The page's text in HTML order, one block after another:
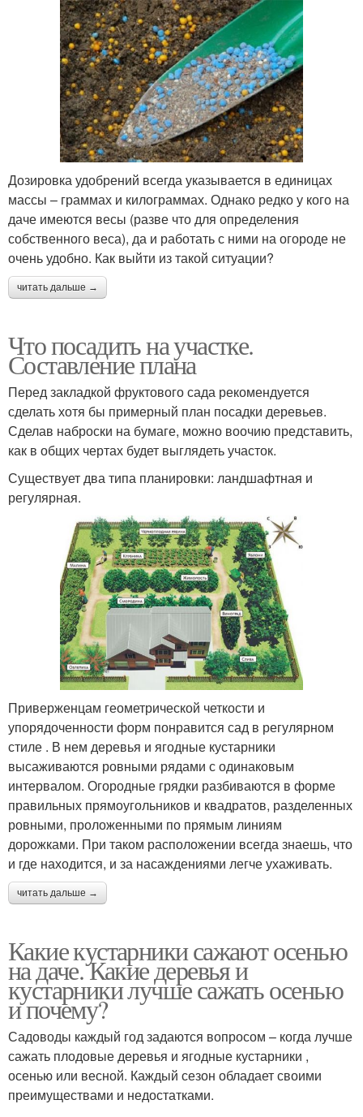
Дозировка удобрений всегда указывается в единицах
массы – граммах и килограммах. Однако редко у кого на
даче имеются весы (разве что для определения
собственного веса), да и работать с ними на огороде не
очень удобно. Как выйти из такой ситуации?
читать дальше →
Что посадить на участке.
Составление плана
Перед закладкой фруктового сада рекомендуется
сделать хотя бы примерный план посадки деревьев.
Сделав наброски на бумаге, можно воочию представить,
как в общих чертах будет выглядеть участок.
Существует два типа планировки: ландшафтная и
регулярная.
Приверженцам геометрической четкости и
упорядоченности форм понравится сад в регулярном
стиле . В нем деревья и ягодные кустарники
высаживаются ровными рядами с одинаковым
интервалом. Огородные грядки разбиваются в форме
правильных прямоугольников и квадратов, разделенных
ровными, проложенными по прямым линиям
дорожками. При таком расположении всегда знаешь, что
и где находится, и за насаждениями легче ухаживать.
читать дальше →
Какие кустарники сажают осенью
на даче. Какие деревья и
кустарники лучше сажать осенью
и почему?
Садоводы каждый год задаются вопросом – когда лучше
сажать плодовые деревья и ягодные кустарники ,
осенью или весной. Каждый сезон обладает своими
преимуществами и недостатками.